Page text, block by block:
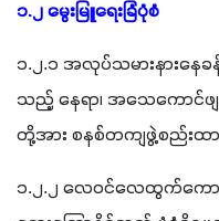
၁.၂ မွေးမြူရေးခြံပုံစံ
၁.၂.၁ အလုပ်သမားနားနေခန်
သည့် နေရာ၊ အသေကောင်
တို့အား စနစ်တကျဖွဲ့စည်းထာ
၁.၂.၂ လေဝင်လေထွက်ကေ